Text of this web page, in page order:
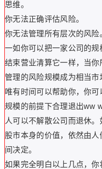
思维。
你无法正确评估风险。
你无法管理所有层次的风险
一如你可以把一家公司的
结束营业清算它一样，当
管理的风险规模成为相当市
唯有时间可以帮助你，你
规模的前提下合理退出ww
人可以不解散公司而退休。
股市本身的价值，依然由
间决定。
如果完全明白以上几点，